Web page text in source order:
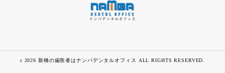
c 2026 新橋の歯医者はナンバデンタルオフィス ALL RIGHTS RESERVED.